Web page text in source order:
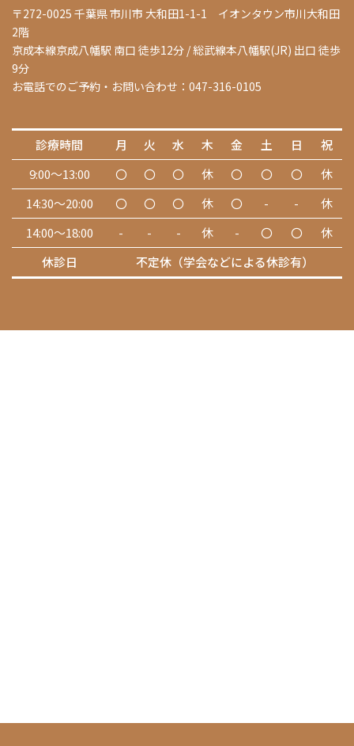
〒272-0025 千葉県 市川市 大和田1-1-1 イオンタウン市川大和田
2階
京成本線京成八幡駅 南口 徒歩12分 / 総武線本八幡駅(JR) 出口 徒歩
9分
お電話でのご予約・お問い合わせ：047-316-0105
診療時間 月 火 水 木 金 土 日
祝
9:00～13:00
〇 〇 〇 休 〇 〇 〇
休
14:30～20:00
〇 〇 〇 休 〇 - -
休
14:00～18:00
- - - 休 - 〇 〇
休
休診日
不定休（学会などによる休診有）